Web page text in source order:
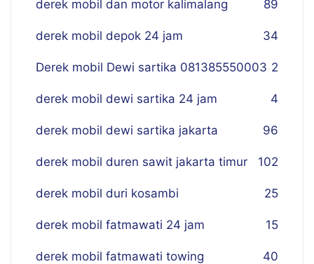
derek mobil dan motor kalimalang 89
derek mobil depok 24 jam 34
Derek mobil Dewi sartika 081385550003 2
derek mobil dewi sartika 24 jam 4
derek mobil dewi sartika jakarta 96
derek mobil duren sawit jakarta timur 102
derek mobil duri kosambi 25
derek mobil fatmawati 24 jam 15
derek mobil fatmawati towing 40